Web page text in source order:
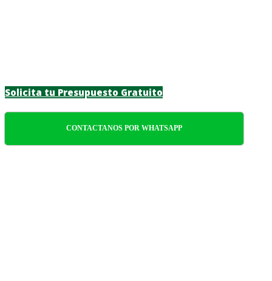
Solicita tu Presupuesto Gratuito
CONTACTANOS POR WHATSAPP